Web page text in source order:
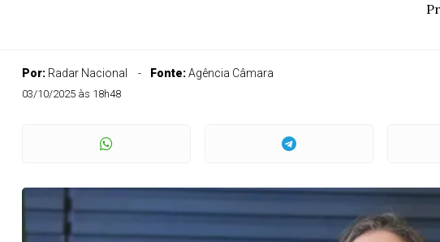
Por: Radar Nacional Fonte:Agência Câmara
03/10/2025 às 18h48